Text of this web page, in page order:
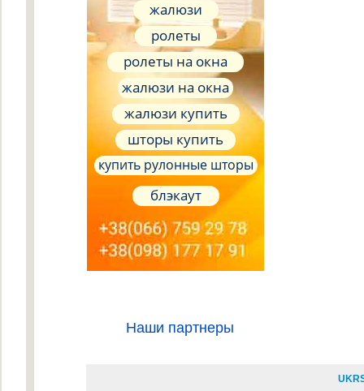
жалюзи
ролеты
ролеты на окна
жалюзи на окна
жалюзи купить
шторы купить
купить рулонные шторы
блэкаут
Наши партнеры